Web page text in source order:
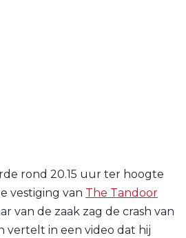
rond 20.15 uur ter hoogte
vestiging van The Tandoor
van de zaak zag de crash van
vertelt in een video dat hij